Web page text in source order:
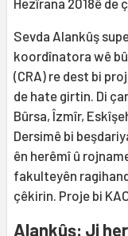
Hezîrana 2018ê de
Sevda Alankûş
koordînatora wê
(CRA) re dest bi
de hate girtin. Di
Bûrsa, Îzmîr,
Dersimê bi
ên herêmî û
fakulteyên
çêkirin. Proje bi
Alankûş: Ji